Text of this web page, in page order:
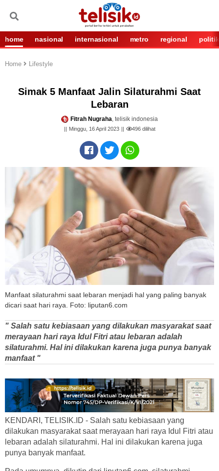
home nasional internasional metro regional politik
Home Lifestyle
Simak 5 Manfaat Jalin Silaturahmi Saat
Lebaran
Fitrah Nugraha, telisik indonesia
Minggu, 16 April 2023 496dilihat
Manfaat silaturahmi saat lebaran menjadi hal yang paling banyak
dicari saat hari raya. Foto: liputan6.com
" Salah satu kebiasaan yang dilakukan masyarakat saat
merayaan hari raya Idul Fitri atau lebaran adalah
silaturahmi. Hal ini dilakukan karena juga punya banyak
manfaat "
KENDARI, TELISIK.ID - Salah satu kebiasaan yang
dilakukan masyarakat saat merayaan hari raya Idul Fitri atau
lebaran adalah silaturahmi. Hal ini dilakukan karena juga
punya banyak manfaat.